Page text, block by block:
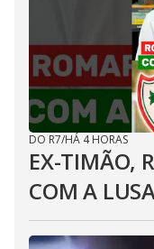
DO R7/HÁ 4 HORAS
EX-TIMÃO,
COM A